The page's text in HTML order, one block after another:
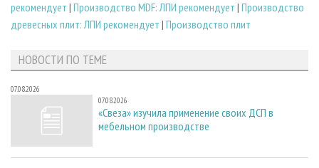
рекомендует | Производство MDF: ЛПИ рекомендует | Производство
древесных плит: ЛПИ рекомендует | Производство плит
НОВОСТИ ПО ТЕМЕ
07.08.2026
07.08.2026
«Свеза» изучила применение своих ДСП в
мебельном производстве